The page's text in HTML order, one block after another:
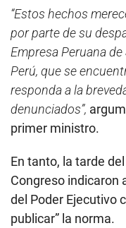
“Estos hechos
por parte de su
Empresa Peruana
Perú, que se
responda a la
denunciados”,
primer ministro.
En tanto, la tarde
Congreso indicaron
del Poder Ejecutivo
publicar” la norma.